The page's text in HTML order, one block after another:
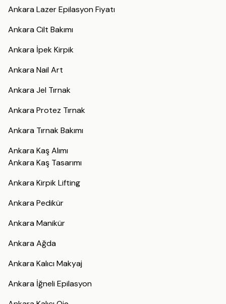
Ankara Lazer Epilasyon Fiyatı
Ankara Cilt Bakımı
Ankara İpek Kirpik
Ankara Nail Art
Ankara Jel Tırnak
Ankara Protez Tırnak
Ankara Tırnak Bakımı
Ankara Kaş Alımı
Ankara Kaş Tasarımı
Ankara Kirpik Lifting
Ankara Pedikür
Ankara Manikür
Ankara Ağda
Ankara Kalıcı Makyaj
Ankara İğneli Epilasyon